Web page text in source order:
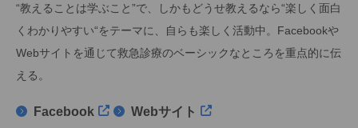
“教えることは学ぶこと”で、しかもどうせ教えるなら“楽しく面白
くわかりやすい“をテーマに、自らも楽しく活動中。Facebookや
Webサイトを通じて救急診療のベーシックなところを重点的に伝
える。
Facebook Webサイト